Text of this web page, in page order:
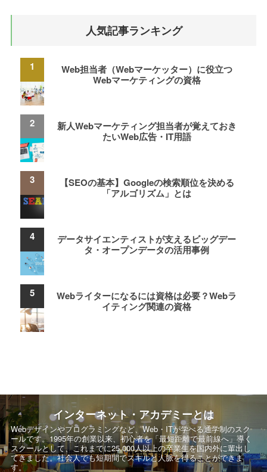
人気記事ランキング
Web担当者（Webマーケッター）に役立つ
Webマーケティングの資格
新人Webマーケティング担当者が覚えておき
たいWeb広告・IT用語
【SEOの基本】Googleの検索順位を決める
「アルゴリズム」とは
データサイエンティストが支えるビッグデー
タ・オープンデータの活用事例
Webライターになるには資格は必要？Webラ
イティング関連の資格
インターネット・アカデミーとは
Webデザインやプログラミングなど、Web・ITが学べる通学制のスク
ールです。1995年の創業以来、初心者を「最短距離で最前線へ」導く
スクールとして、これまでに25,000人以上の卒業生を国内外に輩出し
てきました。社会人でも短期間でスキルと人脈を得ることができま
す。